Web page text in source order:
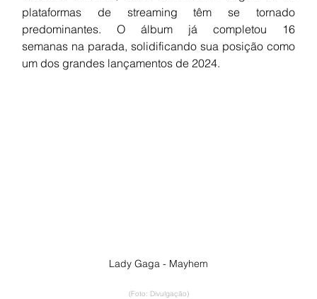
plataformas de streaming têm se tornado
predominantes. O álbum já completou 16
semanas na parada, solidificando sua posição como
um dos grandes lançamentos de 2024.
Lady Gaga - Mayhem
(Foto: Divulgação)